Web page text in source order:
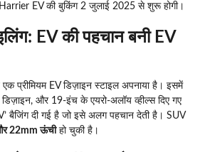
EV की बुकिंग 2 जुलाई 2025 से शुरू होगी।
EV की पहचान बनी EV
प्रीमियम EV डिज़ाइन स्टाइल अपनाया है। इसमें
और 19-इंच के एयरो-अलॉय व्हील्स दिए गए
बैजिंग दी गई है जो इसे अलग पहचान देती है। SUV
22mm ऊंचीहो चुकी है।